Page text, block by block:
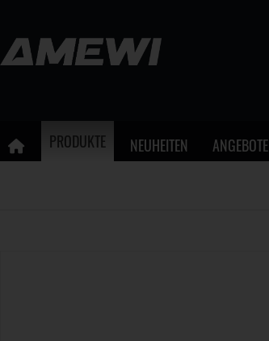
PRODUKTE NEUHEITEN ANGEBOTE